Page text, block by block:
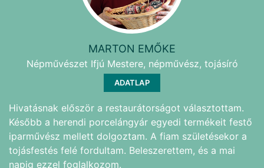
MARTON EMŐKE
Népművészet Ifjú Mestere, népművész, tojásíró
ADATLAP
Hivatásnak először a restaurátorságot választottam.
Később a herendi porcelángyár egyedi termékeit festő
iparművész mellett dolgoztam. A fiam születésekor a
tojásfestés felé fordultam. Beleszerettem, és a mai
napig ezzel foglalkozom.